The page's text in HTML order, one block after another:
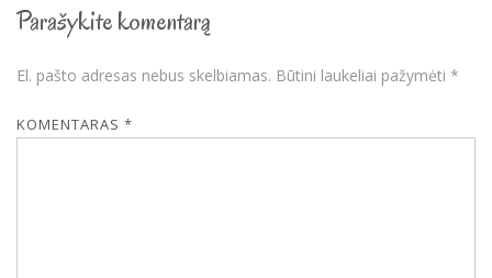
Parašykite komentarą
El. pašto adresas nebus skelbiamas. Būtini laukeliai pažymėti *
KOMENTARAS *